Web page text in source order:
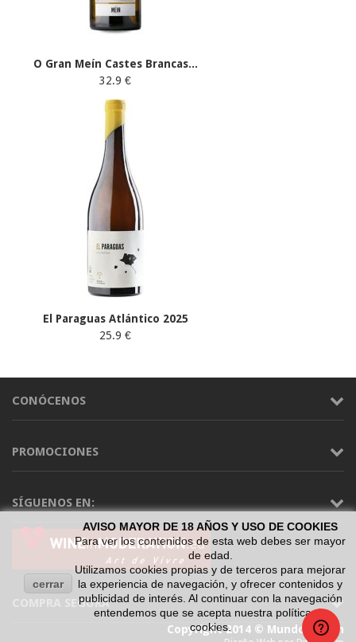
O Gran Meín Castes Brancas...
32.9 €
El Paraguas Atlántico 2025
25.9 €
CONÓCENOS
PROMOCIONES
SÍGUENOS EN:
COMPRA SEGURA
cerrar
AVISO MAYOR DE 18 AÑOS Y USO DE COOKIES
Para ver los contenidos de esta web debes ser mayor
de edad.
Utilizamos cookies propias y de terceros para mejorar
la experiencia de navegación, y ofrecer contenidos y
publicidad de interés. Al continuar con la navegación
entendemos que se acepta nuestra política de
cookies.
Copyright 2014 © Mundo Vinum